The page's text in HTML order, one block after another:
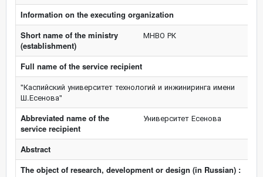
Information on the executing organization
Short name of the ministry
(establishment)
МНВО РК
Full name of the service recipient
"Каспийский университет технологий и инжиниринга имени
Ш.Есенова"
Abbreviated name of the
service recipient
Университет Есенова
Abstract
The object of research, development or design (in Russian) :